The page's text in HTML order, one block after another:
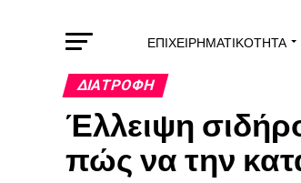
ΕΠΙΧΕΙΡΗΜΑΤΙΚΌΤΗΤΑ
ΔΙΑΤΡΟΦΉ
Έλλειψη
πώς να την